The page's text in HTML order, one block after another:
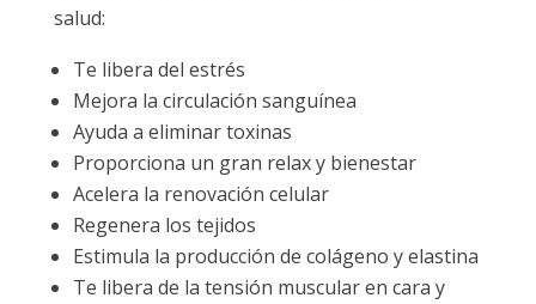
salud:
Te libera del estrés
Mejora la circulación sanguínea
Ayuda a eliminar toxinas
Proporciona un gran relax y bienestar
Acelera la renovación celular
Regenera los tejidos
Estimula la producción de colágeno y elastina
Te libera de la tensión muscular en cara y